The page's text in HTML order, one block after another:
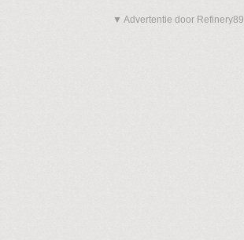
▼ Advertentie door Refinery89